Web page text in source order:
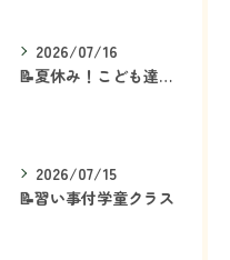
2026/07/16
📝夏休み！こども達の「ココ」を見て！👀
2026/07/15
📝習い事付学童クラス